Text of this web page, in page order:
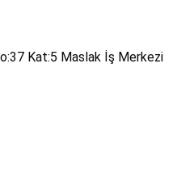
Kat:5 Maslak İş Merkezi